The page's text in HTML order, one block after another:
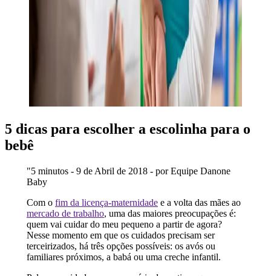
5 dicas para escolher a escolinha para o
bebê
"5 minutos - 9 de Abril de 2018 - por Equipe Danone
Baby
Com o fim da licença-maternidadee a volta das mães ao
mercado de trabalho, uma das maiores preocupações é:
quem vai cuidar do meu pequeno a partir de agora?
Nesse momento em que os cuidados precisam ser
terceirizados, há três opções possíveis: os avós ou
familiares próximos, a babá ou uma creche infantil.